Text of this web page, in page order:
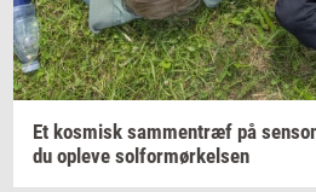
Et kos­misk sam­men­træf på
du op­le­ve sol­for­mør­kel­sen